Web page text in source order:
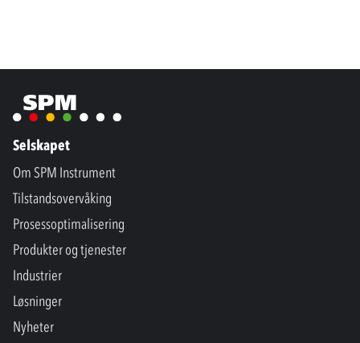
Selskapet
Om SPM Instrument
Tilstandsovervåking
Prosessoptimalisering
Produkter og tjenester
Industrier
Løsninger
Nyheter